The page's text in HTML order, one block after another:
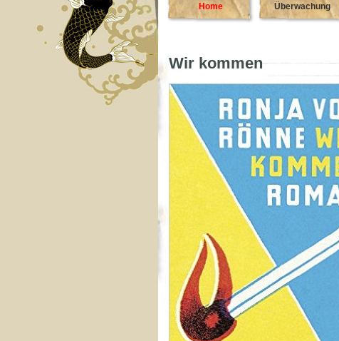
Home Überwachung
Wir kommen